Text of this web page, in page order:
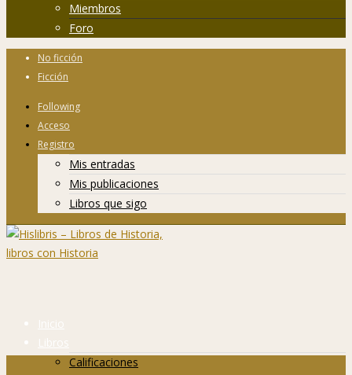
Miembros
Foro
No ficción
Ficción
Following
Acceso
Registro
Mis entradas
Mis publicaciones
Libros que sigo
Inicio
Libros
Calificaciones